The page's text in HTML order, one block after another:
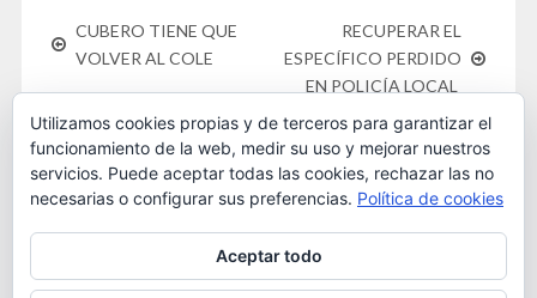
CUBERO TIENE QUE
VOLVER AL COLE
RECUPERAR EL
ESPECÍFICO PERDIDO
EN POLICÍA LOCAL
Este obra está bajo unalicencia de Creative Commons
Reconocimiento-NoComercial 4.0 Internacional. 2016
Utilizamos cookies propias y de terceros para garantizar el
funcionamiento de la web, medir su uso y mejorar nuestros
servicios. Puede aceptar todas las cookies, rechazar las no
necesarias o configurar sus preferencias. Política de cookies
Aceptar todo